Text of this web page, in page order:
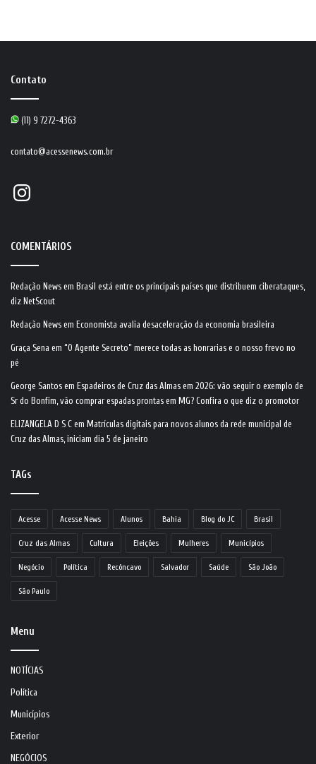
Contato
(11) 9 7272-4363
contato@acessenews.com.br
Instagram
COMENTÁRIOS
Redação News em Brasil está entre os principais países que distribuem ciberataques,
diz NetScout
Redação News em Economista avalia desaceleração da economia brasileira
Graça Sena em “O Agente Secreto” merece todas as honrarias e o nosso frevo no
pé
George Santos em Espadeiros de Cruz das Almas em 2026: vão seguir o exemplo de
Sr do Bonfim, vão comprar espadas prontas em MG? Confira o que diz o promotor
ELIZANGELA D S C em Matrículas digitais para novos alunos da rede municipal de
Cruz das Almas, iniciam dia 5 de janeiro
TAGs
Acesse Acesse News Alunos Bahia Blog do JC Brasil
Cruz das Almas Cultura Eleições Mulheres Municípios
Negócio Política Recôncavo Salvador Saúde São João
São Paulo
Menu
NOTÍCIAS
Política
Municípios
Exterior
NEGÓCIOS